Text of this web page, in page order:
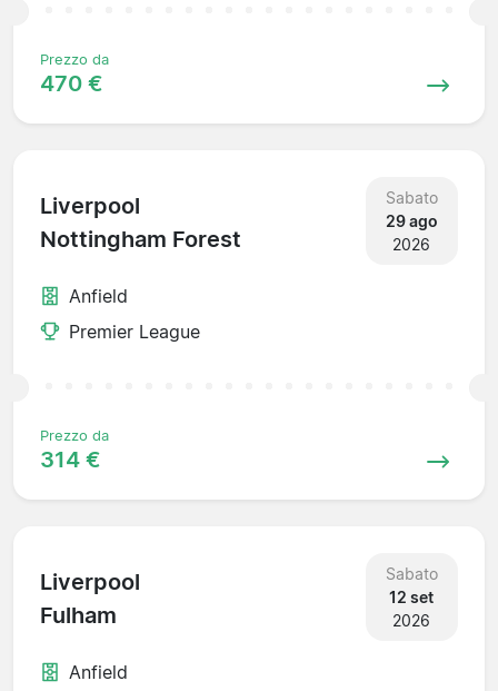
Prezzo da
470 €
Liverpool
Nottingham Forest
Sabato
29 ago
2026
Anfield
Premier League
Prezzo da
314 €
Liverpool
Fulham
Sabato
12 set
2026
Anfield